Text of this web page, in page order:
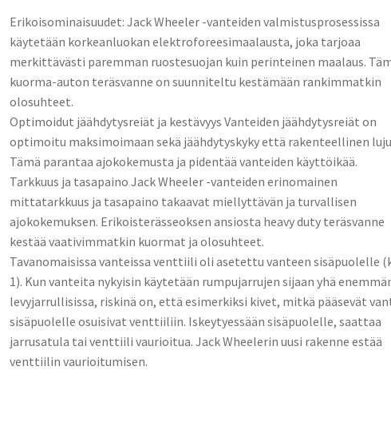
Erikoisominaisuudet: Jack Wheeler -vanteiden valmistusprosessissa
käytetään korkeanluokan elektroforeesimaalausta, joka tarjoaa
merkittävästi paremman ruostesuojan kuin perinteinen maalaus.
kuorma-auton teräsvanne on suunniteltu kestämään rankimmatkin
olosuhteet.
Optimoidut jäähdytysreiät ja kestävyys Vanteiden jäähdytysreiät on
optimoitu maksimoimaan sekä jäähdytyskyky että rakenteellinen
Tämä parantaa ajokokemusta ja pidentää vanteiden käyttöikää.
Tarkkuus ja tasapaino Jack Wheeler -vanteiden erinomainen
mittatarkkuus ja tasapaino takaavat miellyttävän ja turvallisen
ajokokemuksen. Erikoisterässeoksen ansiosta heavy duty teräsvanne
kestää vaativimmatkin kuormat ja olosuhteet.
Tavanomaisissa vanteissa venttiili oli asetettu vanteen sisäpuolelle
1). Kun vanteita nykyisin käytetään rumpujarrujen sijaan yhä
levyjarrullisissa, riskinä on, että esimerkiksi kivet, mitkä pääsevät
sisäpuolelle osuisivat venttiiliin. Iskeytyessään sisäpuolelle, saattaa
jarrusatula tai venttiili vaurioitua. Jack Wheelerin uusi rakenne estää
venttiilin vaurioitumisen.